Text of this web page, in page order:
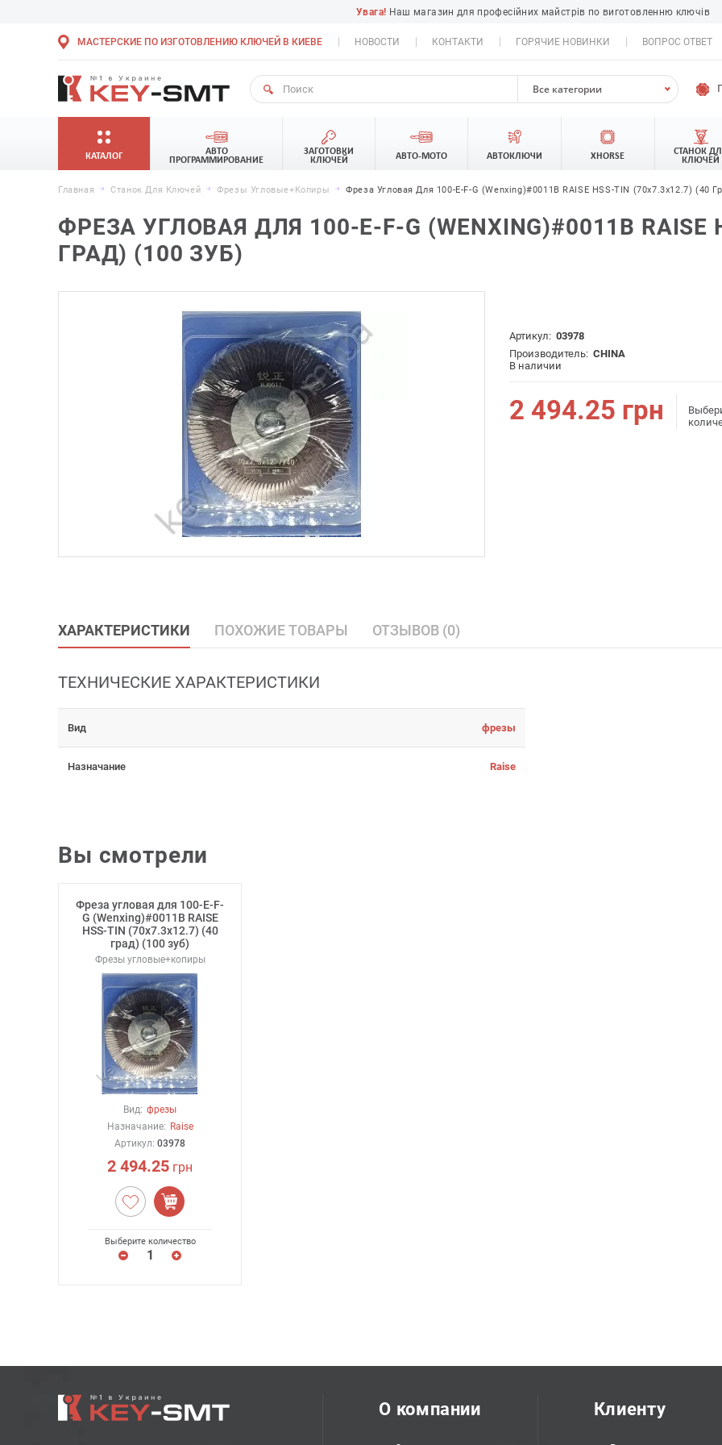
Увага! Наш магазин для професійних майстрів по виготовленню ключів
МАСТЕРСКИЕ ПО ИЗГОТОВЛЕНИЮ КЛЮЧЕЙ В КИЕВЕ НОВОСТИ КОНТАКТИ ГОРЯЧИЕ НОВИНКИ ВОПРОС ОТВЕТ
Все категории
КАТАЛОГ
АВТО
ПРОГРАММИРОВАНИЕ
ЗАГОТОВКИ
КЛЮЧЕЙ
АВТО-МОТО АВТОКЛЮЧИ XHORSE
СТАНОК
КЛЮЧЕЙ
Главная Станок Для Ключей Фрезы Угловые+копиры Фреза Угловая Для 100-E-F-G (Wenxing)#0011B RAISE HSS-TIN (70х7.3х12.7) (40
ФРЕЗА УГЛОВАЯ ДЛЯ 100-E-F-G (WENXING)#0011B RAISE
ГРАД) (100 ЗУБ)
Артикул: 03978
Производитель: CHINA
В наличии
2 494.25 грн
ХАРАКТЕРИСТИКИ ПОХОЖИЕ ТОВАРЫ ОТЗЫВОВ (0)
ТЕХНИЧЕСКИЕ ХАРАКТЕРИСТИКИ
Вид фрезы
Назначание Raise
Вы смотрели
Фреза угловая для 100-E-F-
G (Wenxing)#0011B RAISE
HSS-TIN (70х7.3х12.7) (40
град) (100 зуб)
Фрезы угловые+копиры
Вид: фрезы
Назначание: Raise
Артикул: 03978
2 494.25 грн
Выберите количество
О компании Клиенту